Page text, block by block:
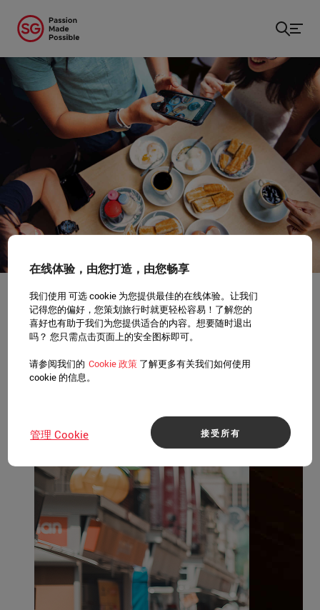
主页/ .../随美食饕客的脚步游新加坡
随美食饕客的脚步游新加坡
从街头小吃、传统经典料理，到米其林星级餐
馆；沿着这条美食路线，踏上一次味觉冒险之
旅。
在线体验，由您打造，由您畅享
我们使用 可选 cookie 为您提供最佳的在线体验。让我们
记得您的偏好，您策划旅行时就更轻松容易！了解您的
喜好也有助于我们为您提供适合的内容。想要随时退出
吗？ 您只需点击页面上的安全图标即可。
请参阅我们的 Cookie 政策 了解更多有关我们如何使用
cookie 的信息。
接受所有
管理 Cookie